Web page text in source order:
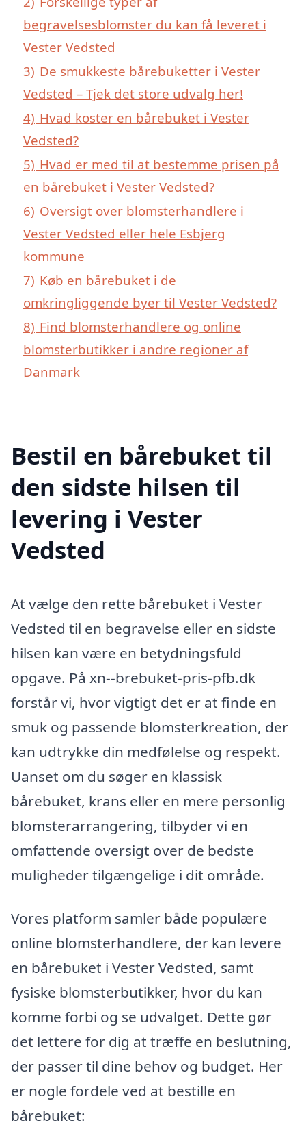
begravelsesblomster du kan få leveret i
Vester Vedsted
3) De smukkeste bårebuketter i Vester
Vedsted – Tjek det store udvalg her!
4) Hvad koster en bårebuket i Vester
Vedsted?
5) Hvad er med til at bestemme prisen på
en bårebuket i Vester Vedsted?
6) Oversigt over blomsterhandlere i
Vester Vedsted eller hele Esbjerg
kommune
7) Køb en bårebuket i de
omkringliggende byer til Vester Vedsted?
8) Find blomsterhandlere og online
blomsterbutikker i andre regioner af
Danmark
Bestil en bårebuket til
den sidste hilsen til
levering i Vester
Vedsted
At vælge den rette bårebuket i Vester
Vedsted til en begravelse eller en sidste
hilsen kan være en betydningsfuld
opgave. På xn--brebuket-pris-pfb.dk
forstår vi, hvor vigtigt det er at finde en
smuk og passende blomsterkreation, der
kan udtrykke din medfølelse og respekt.
Uanset om du søger en klassisk
bårebuket, krans eller en mere personlig
blomsterarrangering, tilbyder vi en
omfattende oversigt over de bedste
muligheder tilgængelige i dit område.
Vores platform samler både populære
online blomsterhandlere, der kan levere
en bårebuket i Vester Vedsted, samt
fysiske blomsterbutikker, hvor du kan
komme forbi og se udvalget. Dette gør
det lettere for dig at træffe en beslutning,
der passer til dine behov og budget. Her
er nogle fordele ved at bestille en
bårebuket: